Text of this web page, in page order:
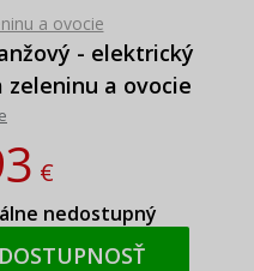
a ovocie
- elektrický
a ovocie
€
nedostupný